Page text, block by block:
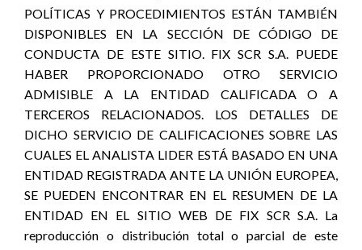
POLÍTICAS Y PROCEDIMIENTOS ESTÁN TAMBIÉN
DISPONIBLES EN LA SECCIÓN DE CÓDIGO DE
CONDUCTA DE ESTE SITIO. FIX SCR S.A. PUEDE
HABER PROPORCIONADO OTRO SERVICIO
ADMISIBLE A LA ENTIDAD CALIFICADA O A
TERCEROS RELACIONADOS. LOS DETALLES DE
DICHO SERVICIO DE CALIFICACIONES SOBRE LAS
CUALES EL ANALISTA LIDER ESTÁ BASADO EN UNA
ENTIDAD REGISTRADA ANTE LA UNIÓN EUROPEA,
SE PUEDEN ENCONTRAR EN EL RESUMEN DE LA
ENTIDAD EN EL SITIO WEB DE FIX SCR S.A. La
reproducción o distribución total o parcial de este